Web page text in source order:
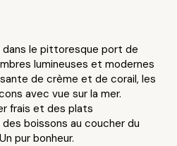
le pittoresque port de
lumineuses et modernes
de crème et de corail, les
avec vue sur la mer.
frais et des plats
boissons au coucher du
pur bonheur.